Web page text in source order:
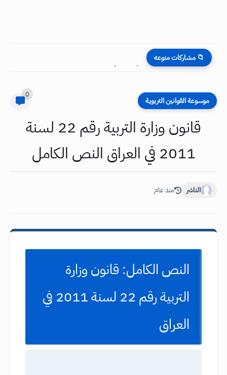
📁 مشاركات منوعه
موسوعة القوانين التربوية
0
قانون وزارة التربية رقم 22 لسنة
2011 في العراق النص الكامل
الناشر منذ عام
النص الكامل: قانون وزارة
التربية رقم 22 لسنة 2011 في
العراق